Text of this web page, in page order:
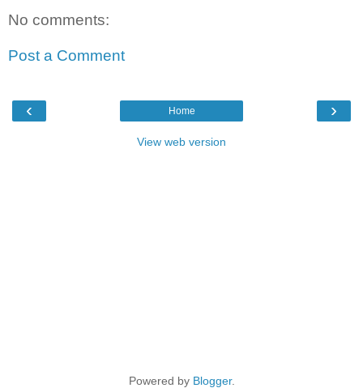
No comments:
Post a Comment
‹ ›
Home
View web version
Powered by Blogger.